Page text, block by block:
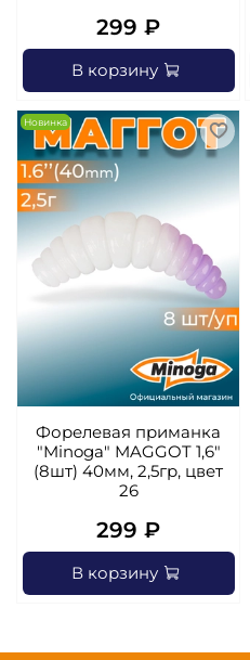
299 ₽
В корзину
Новинка
Форелевая приманка
"Minoga" MAGGOT 1,6"
(8шт) 40мм, 2,5гр, цвет
26
299 ₽
В корзину